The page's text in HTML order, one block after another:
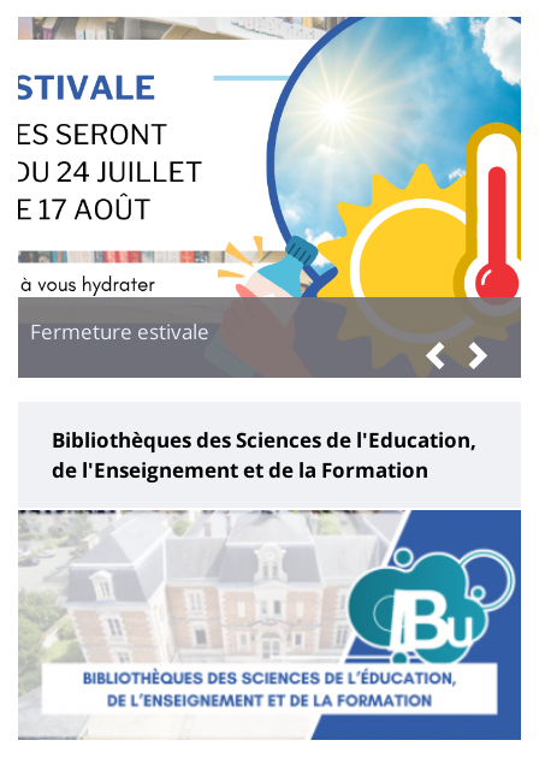
content
page
Fermeture estivale
Bibliothèques des Sciences de l'Education,
de l'Enseignement et de la Formation